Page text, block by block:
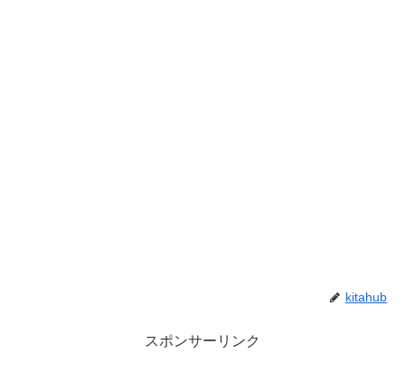
kitahub
スポンサーリンク